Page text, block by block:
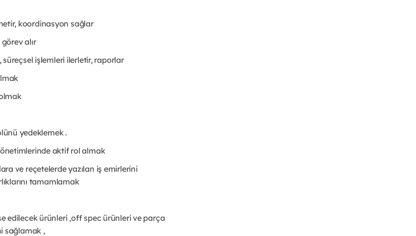
koordinasyon sağlar
alır
süreçsel işlemleri ilerletir, raporlar
yedeklemek .
aktif rol almak
ve reçetelerde yazılan iş emirlerini
tamamlamak
edilecek ürünleri ,off spec ürünleri ve parça
sağlamak ,